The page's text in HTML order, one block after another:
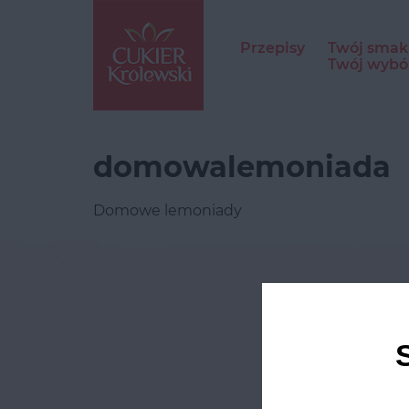
Przepisy
Twój smak
Twój
domowalemoniada
Domowe lemoniady